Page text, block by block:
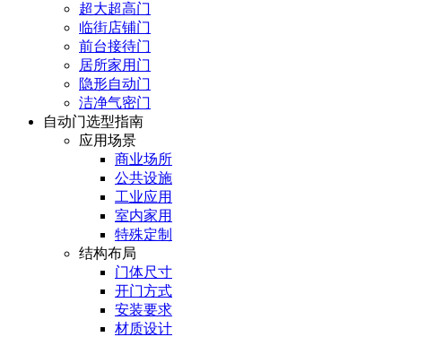
超大超高门
临街店铺门
前台接待门
居所家用门
隐形自动门
洁净气密门
自动门选型指南
应用场景
商业场所
公共设施
工业应用
室内家用
特殊定制
结构布局
门体尺寸
开门方式
安装要求
材质设计